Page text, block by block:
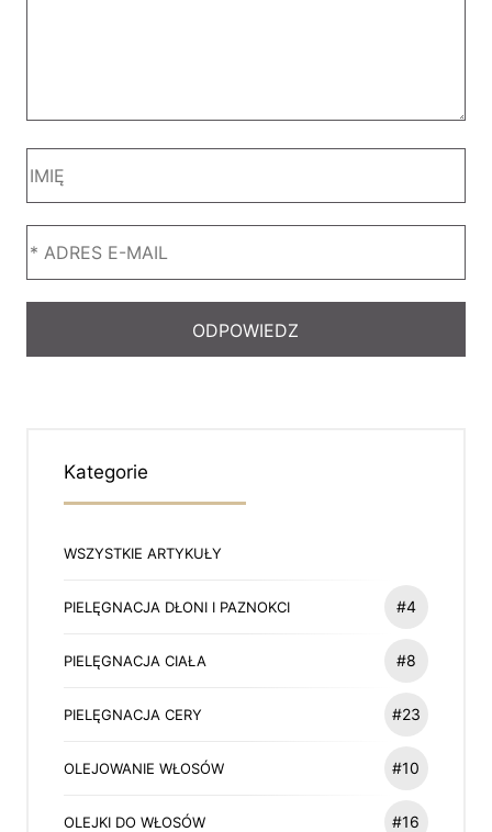
Kategorie
WSZYSTKIE ARTYKUŁY
PIELĘGNACJA DŁONI I PAZNOKCI #4
PIELĘGNACJA CIAŁA #8
PIELĘGNACJA CERY #23
OLEJOWANIE WŁOSÓW #10
OLEJKI DO WŁOSÓW #16